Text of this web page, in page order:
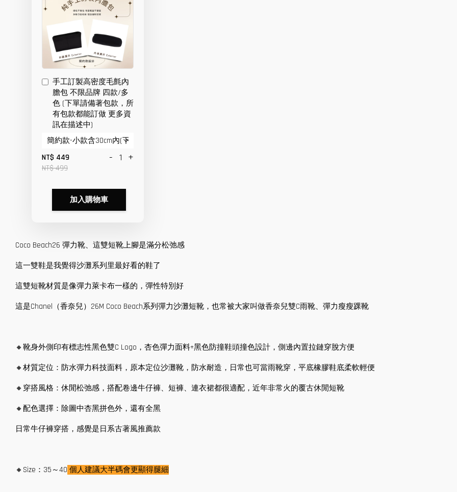
手工訂製高密度毛氈內
膽包 不限品牌 四款/多
色 (下單請備著包款，所
有包款都能訂做 更多資
訊在描述中)
NT$ 449
NT$ 499
- +
加入購物車
Coco Beach26 彈力靴、這雙短靴上腳是滿分松弛感
這一雙鞋是我覺得沙灘系列里最好看的鞋了
這雙短靴材質是像彈力萊卡布一樣的，彈性特別好
這是Chanel（香奈兒）26M Coco Beach系列彈力沙灘短靴，也常被大家叫做香奈兒雙C雨靴、彈力瘦瘦踝靴
🔸靴身外側印有標志性黑色雙C Logo，杏色彈力面料+黑色防撞鞋頭撞色設計，側邊內置拉鏈穿脫方便
🔸材質定位：防水彈力科技面料，原本定位沙灘靴，防水耐造，日常也可當雨靴穿，平底橡膠鞋底柔軟輕便
🔸穿搭風格：休閒松弛感，搭配卷邊牛仔褲、短褲、連衣裙都很適配，近年非常火的覆古休閒短靴
🔸配色選擇：除圖中杏黑拼色外，還有全黑
日常牛仔褲穿搭，感覺是日系古著風推薦款
🔸Size：35～40 個人建議大半碼會更顯得腿細